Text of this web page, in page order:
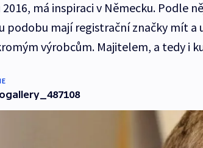
2016, má inspiraci v Německu. Podle
podobu mají registrační značky mít a
výrobcům. Majitelem, a tedy i